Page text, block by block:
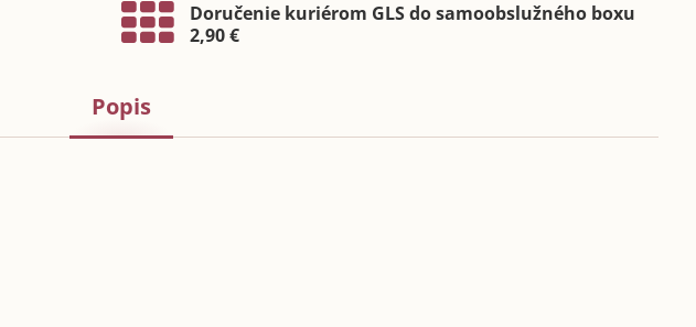
Doručenie kuriérom GLS do samoobslužného boxu
2,90 €
Popis